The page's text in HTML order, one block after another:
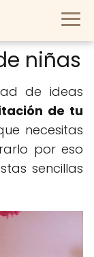
niñas
de ideas
de tu
necesitas
por eso
sencillas